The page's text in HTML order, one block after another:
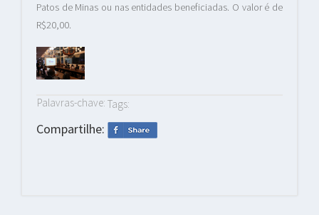
Patos de Minas ou nas entidades beneficiadas. O valor é de
R$20,00.
Palavras-chave: Tags:
Compartilhe: